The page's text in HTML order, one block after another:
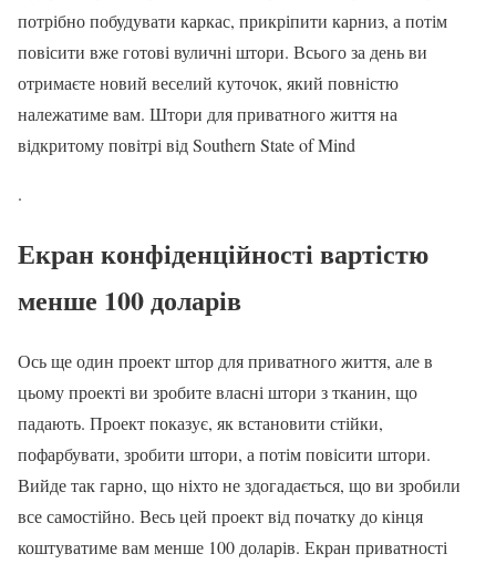
потрібно побудувати каркас, прикріпити карниз, а потім
повісити вже готові вуличні штори. Всього за день ви
отримаєте новий веселий куточок, який повністю
належатиме вам. Штори для приватного життя на
відкритому повітрі від Southern State of Mind
.
Екран конфіденційності вартістю
менше 100 доларів
Ось ще один проект штор для приватного життя, але в
цьому проекті ви зробите власні штори з тканин, що
падають. Проект показує, як встановити стійки,
пофарбувати, зробити штори, а потім повісити штори.
Вийде так гарно, що ніхто не здогадається, що ви зробили
все самостійно. Весь цей проект від початку до кінця
коштуватиме вам менше 100 доларів. Екран приватності